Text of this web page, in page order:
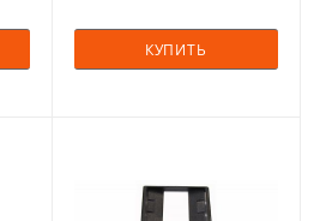
КУПИТЬ